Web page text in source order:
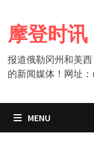
content
摩登时讯
报道俄勒冈州和美
的新闻媒体！网址
MENU